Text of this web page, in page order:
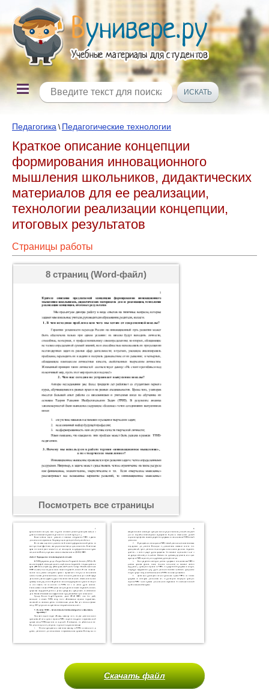
Педагогика \ Педагогические технологии
Краткое описание концепции
формирования инновационного
мышления школьников, дидактических
материалов для ее реализации,
технологии реализации концепции,
итоговых результатов
Страницы работы
8 страниц (Word-файл)
Посмотреть все страницы
Скачать файл